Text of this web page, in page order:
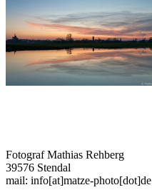
Fotograf Mathias Rehberg
39576 Stendal
mail: info[at]matze-photo[dot]de